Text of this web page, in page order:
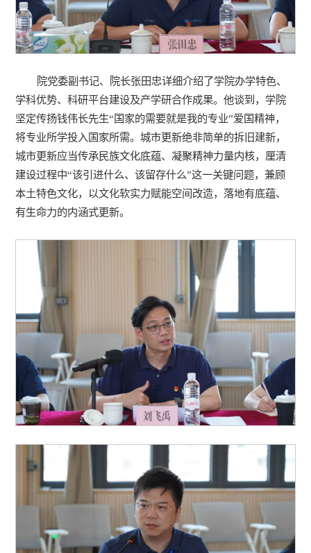
院党委副书记、院长张田忠详细介绍了学院办学特色、
学科优势、科研平台建设及产学研合作成果。他谈到，学院
坚定传扬钱伟长先生“国家的需要就是我的专业”爱国精神，
将专业所学投入国家所需。城市更新绝非简单的拆旧建新，
城市更新应当传承民族文化底蕴、凝聚精神力量内核，厘清
建设过程中“该引进什么、该留存什么”这一关键问题，兼顾
本土特色文化，以文化软实力赋能空间改造，落地有底蕴、
有生命力的内涵式更新。